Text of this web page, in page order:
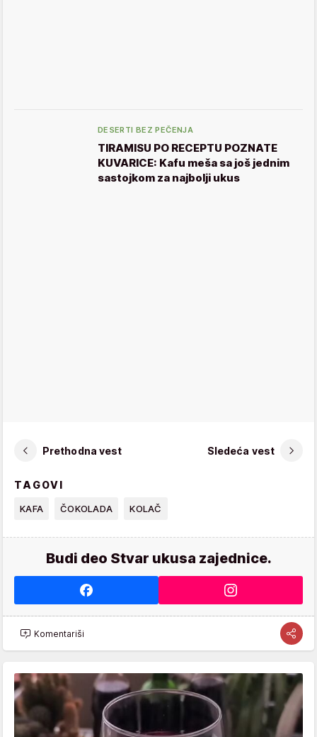
DESERTI BEZ PEČENJA
TIRAMISU PO RECEPTU POZNATE
KUVARICE: Kafu meša sa još jednim
sastojkom za najbolji ukus
Prethodna vest Sledeća vest
TAGOVI
KAFA ČOKOLADA KOLAČ
Budi deo Stvar ukusa zajednice.
Komentariši